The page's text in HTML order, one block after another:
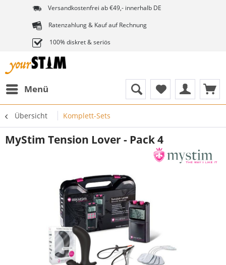
Versandkostenfrei ab €49,- innerhalb DE
Ratenzahlung & Kauf auf Rechnung
100% diskret & seriös
Menü
Übersicht Komplett-Sets
MyStim Tension Lover - Pack 4